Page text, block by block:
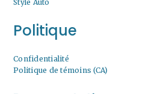
Style Auto
Politique
Confidentialité
Politique de témoins (CA)